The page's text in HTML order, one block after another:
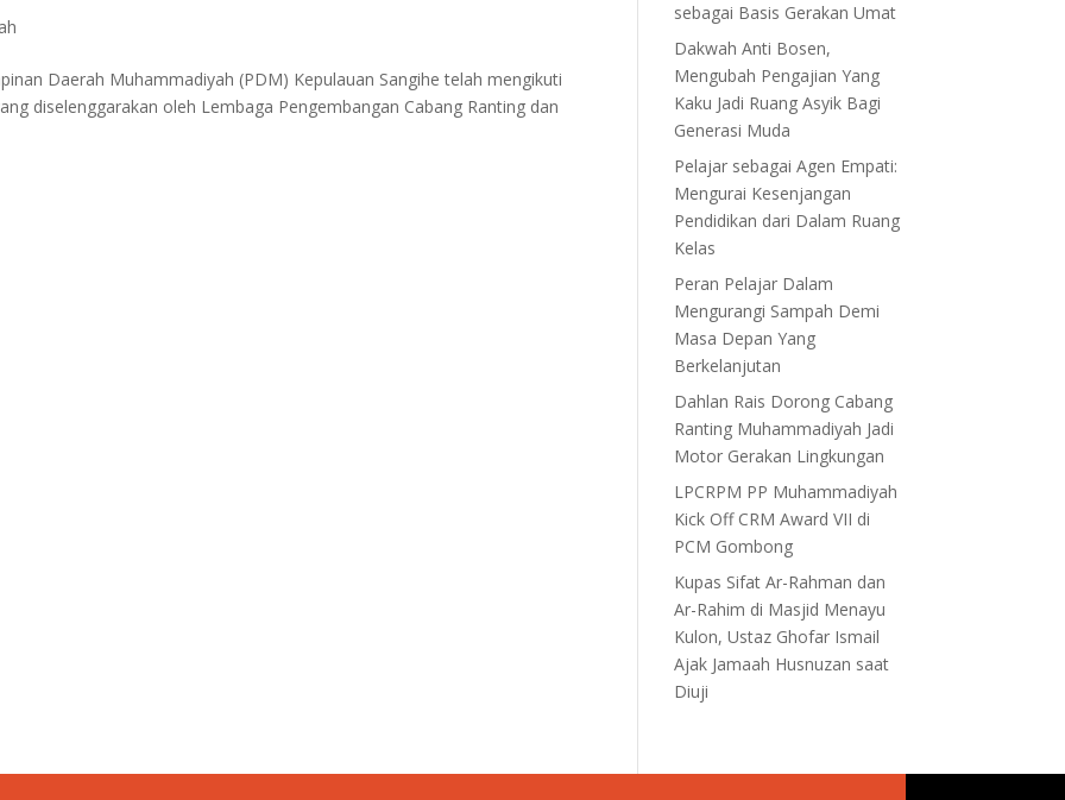
Daerah Muhammadiyah (PDM) Kepulauan Sangihe telah mengikuti
diselenggarakan oleh Lembaga Pengembangan Cabang Ranting dan
sebagai Basis Gerakan Umat
Dakwah Anti Bosen,
Mengubah Pengajian Yang
Kaku Jadi Ruang Asyik Bagi
Generasi Muda
Pelajar sebagai Agen Empati:
Mengurai Kesenjangan
Pendidikan dari Dalam Ruang
Kelas
Peran Pelajar Dalam
Mengurangi Sampah Demi
Masa Depan Yang
Berkelanjutan
Dahlan Rais Dorong Cabang
Ranting Muhammadiyah Jadi
Motor Gerakan Lingkungan
LPCRPM PP Muhammadiyah
Kick Off CRM Award VII di
PCM Gombong
Kupas Sifat Ar-Rahman dan
Ar-Rahim di Masjid Menayu
Kulon, Ustaz Ghofar Ismail
Ajak Jamaah Husnuzan saat
Diuji